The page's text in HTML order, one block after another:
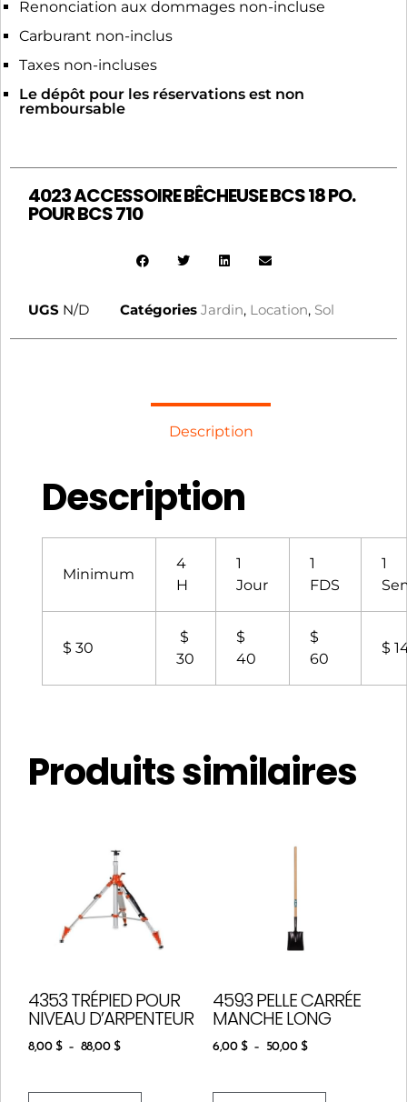
Renonciation aux dommages non-incluse
Carburant non-inclus
Taxes non-incluses
Le dépôt pour les réservations est non
remboursable
4023 ACCESSOIRE BÊCHEUSE BCS 18 PO.
POUR BCS 710
UGS N/D Catégories Jardin, Location, Sol
Description
Description
Minimum
4
H
1
Jour
1
FDS
1
$ 30
$
30
$
40
$
60
$
Produits similaires
4353 TRÉPIED POUR
NIVEAU D’ARPENTEUR
8,00 $ – 88,00 $
4593 PELLE CARRÉE
MANCHE LONG
6,00 $ – 50,00 $